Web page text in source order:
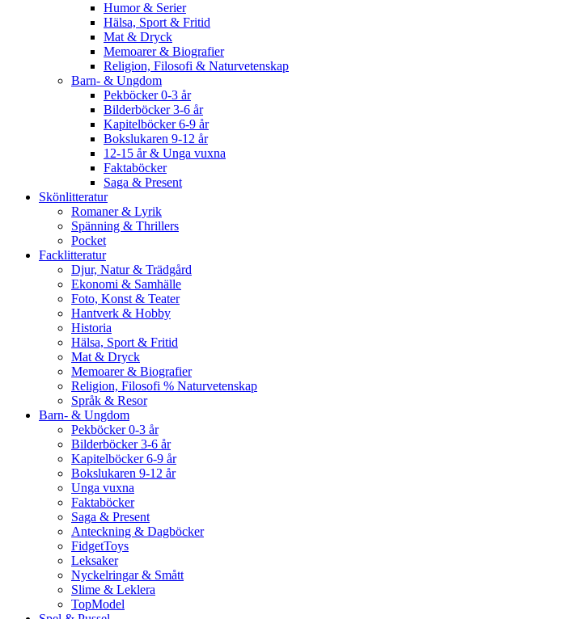
Humor & Serier
Hälsa, Sport & Fritid
Mat & Dryck
Memoarer & Biografier
Religion, Filosofi & Naturvetenskap
Barn- & Ungdom
Pekböcker 0-3 år
Bilderböcker 3-6 år
Kapitelböcker 6-9 år
Bokslukaren 9-12 år
12-15 år & Unga vuxna
Faktaböcker
Saga & Present
Skönlitteratur
Romaner & Lyrik
Spänning & Thrillers
Pocket
Facklitteratur
Djur, Natur & Trädgård
Ekonomi & Samhälle
Foto, Konst & Teater
Hantverk & Hobby
Historia
Hälsa, Sport & Fritid
Mat & Dryck
Memoarer & Biografier
Religion, Filosofi % Naturvetenskap
Språk & Resor
Barn- & Ungdom
Pekböcker 0-3 år
Bilderböcker 3-6 år
Kapitelböcker 6-9 år
Bokslukaren 9-12 år
Unga vuxna
Faktaböcker
Saga & Present
Anteckning & Dagböcker
FidgetToys
Leksaker
Nyckelringar & Smått
Slime & Leklera
TopModel